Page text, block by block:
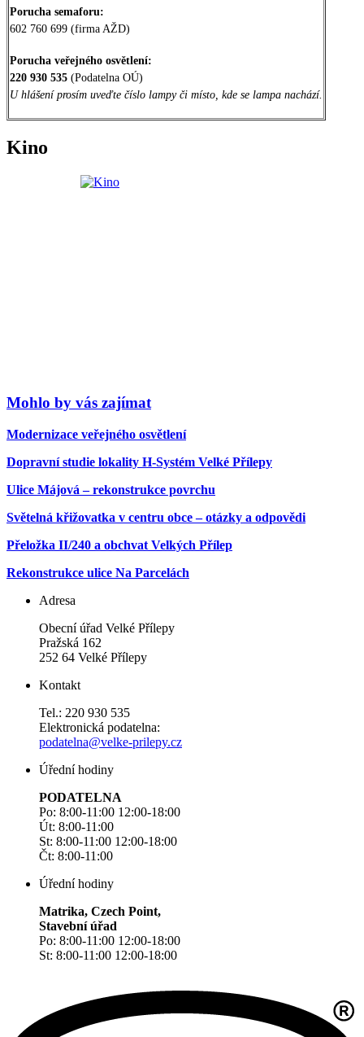
Porucha semaforu:
602 760 699 (firma AŽD)
Porucha veřejného osvětlení:
220 930 535 (Podatelna OÚ)
U hlášení prosím uveďte číslo lampy či místo, kde se lampa nachází.
Kino
Mohlo by vás zajímat
Modernizace veřejného osvětlení
Dopravní studie lokality H-Systém Velké Přílepy
Ulice Májová – rekonstrukce povrchu
Světelná křižovatka v centru obce – otázky a odpovědi
Přeložka II/240 a obchvat Velkých Přílep
Rekonstrukce ulice Na Parcelách
Adresa
Obecní úřad Velké Přílepy
Pražská 162
252 64 Velké Přílepy
Kontakt
Tel.: 220 930 535
Elektronická podatelna:
podatelna@velke-prilepy.cz
Úřední hodiny
PODATELNA
Po: 8:00-11:00 12:00-18:00
Út: 8:00-11:00
St: 8:00-11:00 12:00-18:00
Čt: 8:00-11:00
Úřední hodiny
Matrika, Czech Point,
Stavební úřad
Po: 8:00-11:00 12:00-18:00
St: 8:00-11:00 12:00-18:00